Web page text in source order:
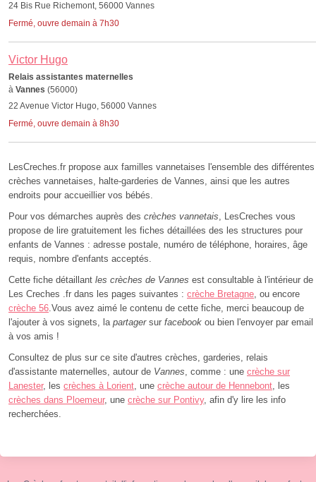
24 Bis Rue Richemont, 56000 Vannes
Fermé, ouvre demain à 7h30
Victor Hugo
Relais assistantes maternelles
à Vannes (56000)
22 Avenue Victor Hugo, 56000 Vannes
Fermé, ouvre demain à 8h30
LesCreches.fr propose aux familles vannetaises l'ensemble des différentes
crèches vannetaises, halte-garderies de Vannes, ainsi que les autres
endroits pour accueillier vos bébés.
Pour vos démarches auprès des crèches vannetais, LesCreches vous
propose de lire gratuitement les fiches détaillées des les structures pour
enfants de Vannes : adresse postale, numéro de téléphone, horaires, âge
requis, nombre d'enfants acceptés.
Cette fiche détaillant les crèches de Vannes est consultable à l'intérieur de
Les Creches .fr dans les pages suivantes : crèche Bretagne, ou encore
crèche 56.Vous avez aimé le contenu de cette fiche, merci beaucoup de
l'ajouter à vos signets, la partagersur facebook ou bien l'envoyer par email
à vos amis !
Consultez de plus sur ce site d'autres crèches, garderies, relais
d'assistante maternelles, autour de Vannes, comme : une crèche sur
Lanester, les crèches à Lorient, une crèche autour de Hennebont, les
crèches dans Ploemeur, une crèche sur Pontivy, afin d'y lire les info
recherchées.